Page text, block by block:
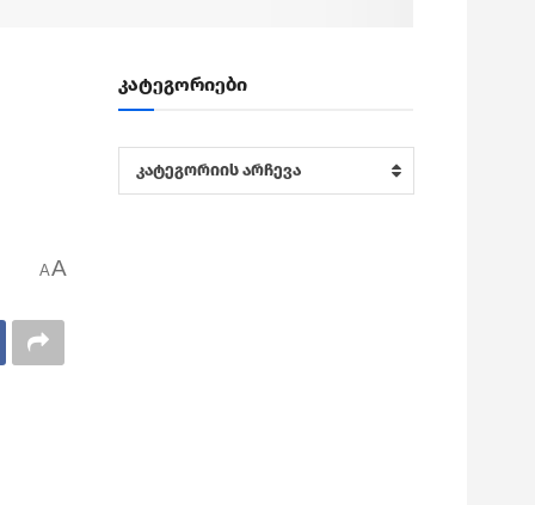
AA
კატეგორიები
კატეგორიები
კატეგორიის არჩევა